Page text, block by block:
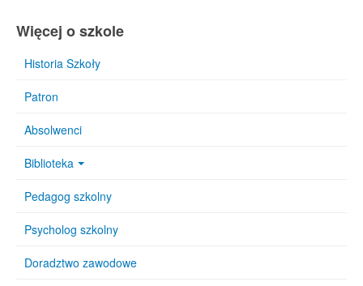
Więcej o szkole
Historia Szkoły
Patron
Absolwenci
Biblioteka
Pedagog szkolny
Psycholog szkolny
Doradztwo zawodowe